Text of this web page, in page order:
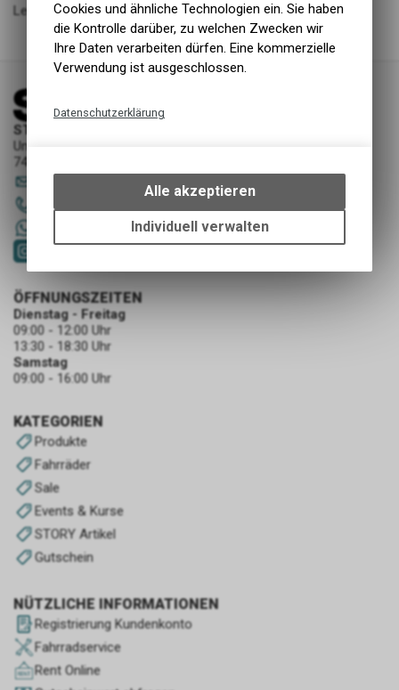
Leicht und platzsparend, gleichzeitig robust und stabil.
STORY Sportwerkstatt - Thusis
Unterer Rosenbühl 7
7430 Thusis
story-thusis.ch
081 651 52 53
KATEGORIEN
Produkte
Fahrräder
Sale
Events & Kurse
STORY Artikel
Gutschein
NÜTZLICHE INFORMATIONEN
Registrierung Kundenkonto
Fahrradservice
Rent Online
ÖFFNUNGSZEITEN
Dienstag - Freitag
09:00 - 12:00 Uhr
13:30 - 18:30 Uhr
Samstag
09:00 - 16:00 Uhr
Cookies und ähnliche Technologien ein. Sie haben
die Kontrolle darüber, zu welchen Zwecken wir
Ihre Daten verarbeiten dürfen. Eine kommerzielle
Verwendung ist ausgeschlossen.
Datenschutzerklärung
bestimmte Interaktionen und
Einstellungen auf Ihrem Gerät,
um die grundlegenden
Funktionen unseres Online-
Alle akzeptieren
Individuell verwalten